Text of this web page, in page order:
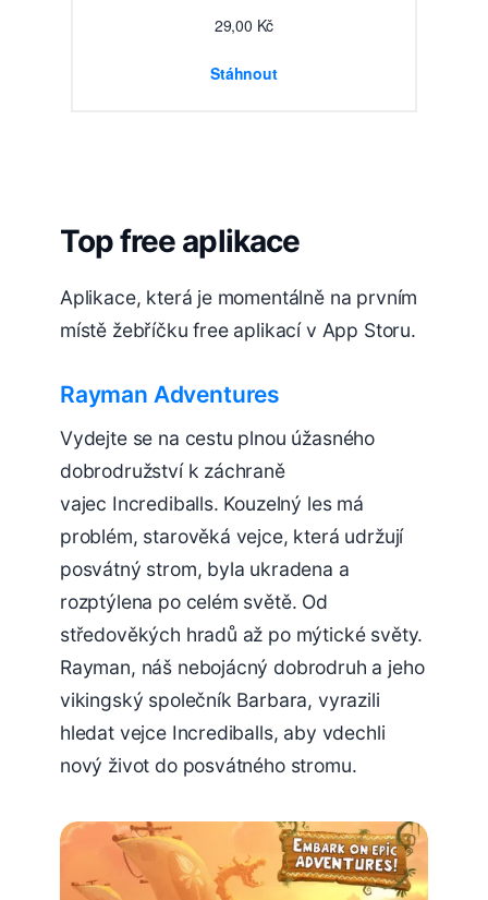
29,00 Kč
Stáhnout
Top free aplikace
Aplikace, která je momentálně na prvním
místě žebříčku free aplikací v App Storu.
Rayman Adventures
Vydejte se na cestu plnou úžasného
dobrodružství k záchraně
vajec Incrediballs. Kouzelný les má
problém, starověká vejce, která udržují
posvátný strom, byla ukradena a
rozptýlena po celém světě. Od
středověkých hradů až po mýtické světy.
Rayman, náš nebojácný dobrodruh a jeho
vikingský společník Barbara, vyrazili
hledat vejce Incrediballs, aby vdechli
nový život do posvátného stromu.